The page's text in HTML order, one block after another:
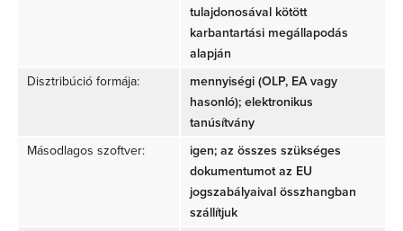
tulajdonosával kötött
karbantartási megállapodás
alapján
Disztribúció formája:
mennyiségi (OLP, EA vagy
hasonló); elektronikus
tanúsítvány
Másodlagos szoftver:
igen; az összes szükséges
dokumentumot az EU
jogszabályaival összhangban
szállítjuk